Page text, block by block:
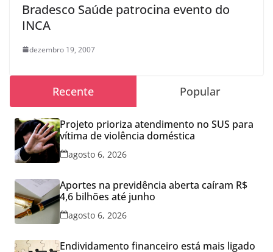
Bradesco Saúde patrocina evento do
INCA
dezembro 19, 2007
Recente Popular
Projeto prioriza atendimento no SUS para
vítima de violência doméstica
agosto 6, 2026
Aportes na previdência aberta caíram R$
4,6 bilhões até junho
agosto 6, 2026
Endividamento financeiro está mais ligado